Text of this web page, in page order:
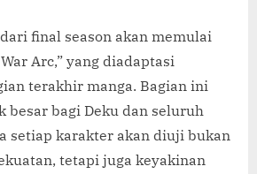
final season akan memulai
Arc,” yang diadaptasi
terakhir manga. Bagian ini
bagi Deku dan seluruh
setiap karakter akan diuji bukan
tetapi juga keyakinan